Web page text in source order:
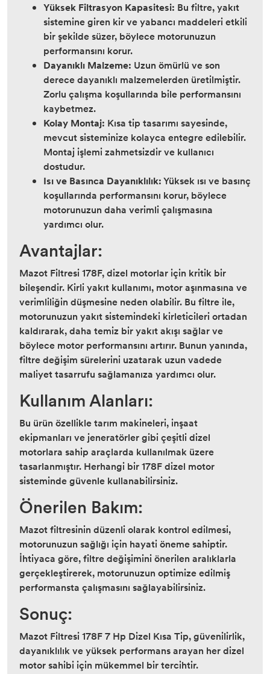
Yüksek Filtrasyon Kapasitesi: Bu filtre, yakıt
sistemine giren kir ve yabancı maddeleri etkili
bir şekilde süzer, böylece motorunuzun
performansını korur.
Dayanıklı Malzeme: Uzun ömürlü ve son
derece dayanıklı malzemelerden üretilmiştir.
Zorlu çalışma koşullarında bile performansını
kaybetmez.
Kolay Montaj: Kısa tip tasarımı sayesinde,
mevcut sisteminize kolayca entegre edilebilir.
Montaj işlemi zahmetsizdir ve kullanıcı
dostudur.
Isı ve Basınca Dayanıklılık:Yüksek ısı ve basınç
koşullarında performansını korur, böylece
motorunuzun daha verimli çalışmasına
yardımcı olur.
Avantajlar:
Mazot Filtresi 178F, dizel motorlar için kritik bir
bileşendir. Kirli yakıt kullanımı, motor aşınmasına ve
verimliliğin düşmesine neden olabilir. Bu filtre ile,
motorunuzun yakıt sistemindeki kirleticileri ortadan
kaldırarak, daha temiz bir yakıt akışı sağlar ve
böylece motor performansını artırır. Bunun yanında,
filtre değişim sürelerini uzatarak uzun vadede
maliyet tasarrufu sağlamanıza yardımcı olur.
Kullanım Alanları:
Bu ürün özellikle tarım makineleri, inşaat
ekipmanları ve jeneratörler gibi çeşitli dizel
motorlara sahip araçlarda kullanılmak üzere
tasarlanmıştır. Herhangi bir 178F dizel motor
sisteminde güvenle kullanabilirsiniz.
Önerilen Bakım:
Mazot filtresinin düzenli olarak kontrol edilmesi,
motorunuzun sağlığı için hayati öneme sahiptir.
İhtiyaca göre, filtre değişimini önerilen aralıklarla
gerçekleştirerek, motorunuzun optimize edilmiş
performansta çalışmasını sağlayabilirsiniz.
Sonuç:
Mazot Filtresi 178F 7 Hp Dizel Kısa Tip, güvenilirlik,
dayanıklılık ve yüksek performans arayan her dizel
motor sahibi için mükemmel bir tercihtir.